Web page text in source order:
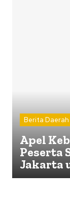
Berita Daerah
Apel
Peserta
Jakarta